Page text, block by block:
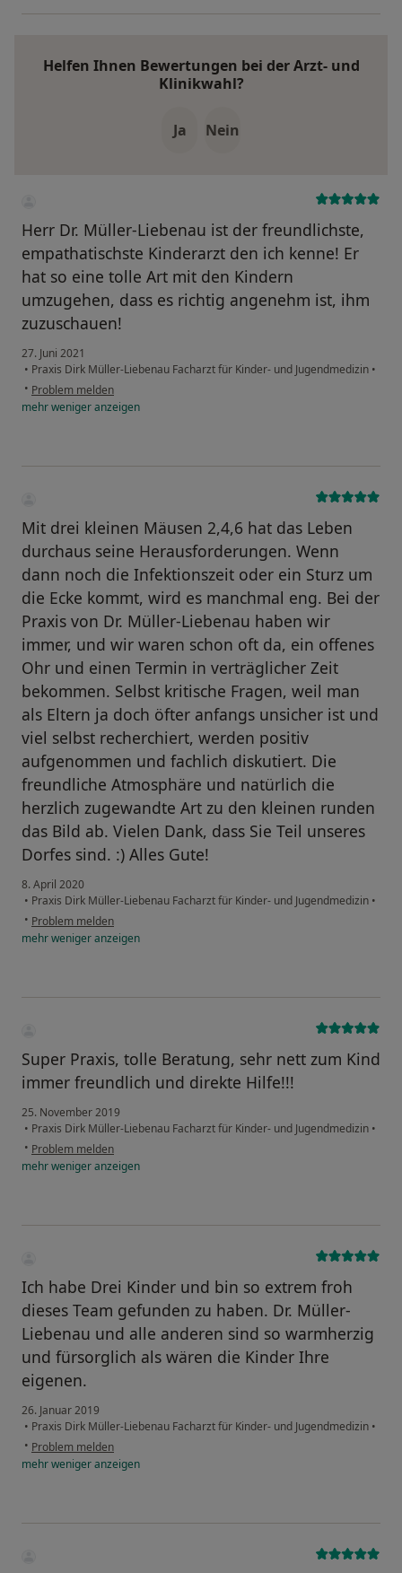
Helfen Ihnen Bewertungen bei der Arzt- und
Klinikwahl?
Ja Nein
Herr Dr. Müller-Liebenau ist der freundlichste,
empathatischste Kinderarzt den ich kenne! Er
hat so eine tolle Art mit den Kindern
umzugehen, dass es richtig angenehm ist, ihm
zuzuschauen!
27. Juni 2021
• Praxis Dirk Müller-Liebenau Facharzt für Kinder- und Jugendmedizin •
• Problem melden
mehrwenigeranzeigen
Mit drei kleinen Mäusen 2,4,6 hat das Leben
durchaus seine Herausforderungen. Wenn
dann noch die Infektionszeit oder ein Sturz um
die Ecke kommt, wird es manchmal eng. Bei der
Praxis von Dr. Müller-Liebenau haben wir
immer, und wir waren schon oft da, ein offenes
Ohr und einen Termin in verträglicher Zeit
bekommen. Selbst kritische Fragen, weil man
als Eltern ja doch öfter anfangs unsicher ist und
viel selbst recherchiert, werden positiv
aufgenommen und fachlich diskutiert. Die
freundliche Atmosphäre und natürlich die
herzlich zugewandte Art zu den kleinen runden
das Bild ab. Vielen Dank, dass Sie Teil unseres
Dorfes sind. :) Alles Gute!
8. April 2020
• Praxis Dirk Müller-Liebenau Facharzt für Kinder- und Jugendmedizin •
• Problem melden
mehrwenigeranzeigen
Super Praxis, tolle Beratung, sehr nett zum Kind
immer freundlich und direkte Hilfe!!!
25. November 2019
• Praxis Dirk Müller-Liebenau Facharzt für Kinder- und Jugendmedizin •
• Problem melden
mehrwenigeranzeigen
Ich habe Drei Kinder und bin so extrem froh
dieses Team gefunden zu haben. Dr. Müller-
Liebenau und alle anderen sind so warmherzig
und fürsorglich als wären die Kinder Ihre
eigenen.
26. Januar 2019
• Praxis Dirk Müller-Liebenau Facharzt für Kinder- und Jugendmedizin •
• Problem melden
mehrwenigeranzeigen